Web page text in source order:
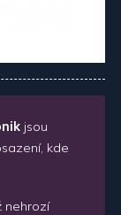
jsou
kde
nehrozí